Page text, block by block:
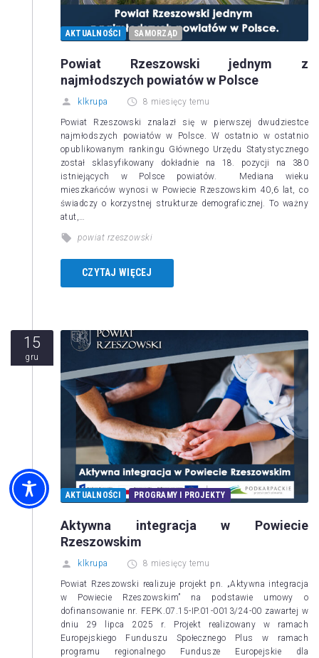
AKTUALNOŚCI SAMORZĄD
Powiat Rzeszowski jednym z
najmłodszych powiatów w Polsce
klkrupa 8 miesięcy temu
Powiat Rzeszowski znalazł się w pierwszej dwudziestce
najmłodszych powiatów w Polsce. W ostatnio w ostatnio
opublikowanym rankingu Głównego Urzędu Statystycznego
został sklasyfikowany dokładnie na 18. pozycji na 380
istniejących w Polsce powiatów. Mediana wieku
mieszkańców wynosi w Powiecie Rzeszowskim 40,6 lat, co
świadczy o korzystnej strukturze demograficznej. To ważny
atut,…
powiat rzeszowski
CZYTAJ WIĘCEJ
15
gru
AKTUALNOŚCI PROGRAMY I PROJEKTY
Aktywna integracja w Powiecie
Rzeszowskim
klkrupa 8 miesięcy temu
Powiat Rzeszowski realizuje projekt pn. „Aktywna integracja
w Powiecie Rzeszowskim” na podstawie umowy o
dofinansowanie nr. FEPK.07.15-IP.01-0013/24-00 zawartej w
dniu 29 lipca 2025 r. Projekt realizowany w ramach
Europejskiego Funduszu Społecznego Plus w ramach
programu regionalnego Fundusze Europejskie dla